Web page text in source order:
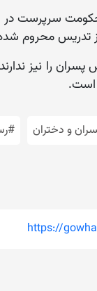
تدریس محروم
را نیز
است.
و دختران
https://